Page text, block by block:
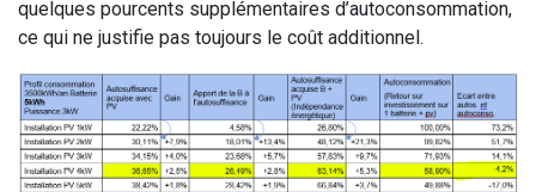
quelques pourcents supplémentaires d’autoconsommation,
ce qui ne justifie pas toujours le coût additionnel.